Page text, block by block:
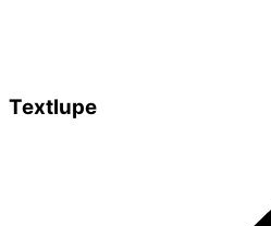
Textlupe